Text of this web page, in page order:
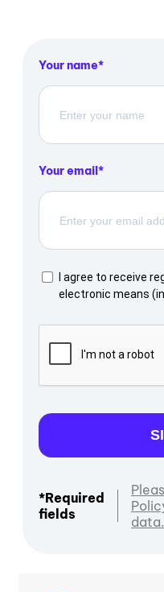
Your name
Your email
I agree to receive
electronic means
*Required
fields
data.